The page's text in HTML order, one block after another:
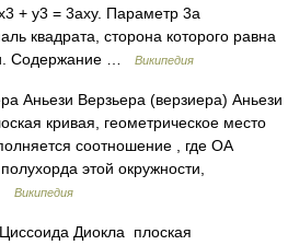
+ y3 = 3axy. Параметр 3a
квадрата, сторона которого равна
Содержание …
Википедия
Аньези Верзьера (верзиера) Аньези
кривая, геометрическое место
соотношение , где OA
этой окружности,
Википедия
Диокла плоская